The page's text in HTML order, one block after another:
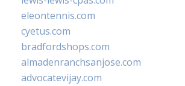
eleontennis.com
cyetus.com
bradfordshops.com
almadenranchsanjose.com
advocatevijay.com